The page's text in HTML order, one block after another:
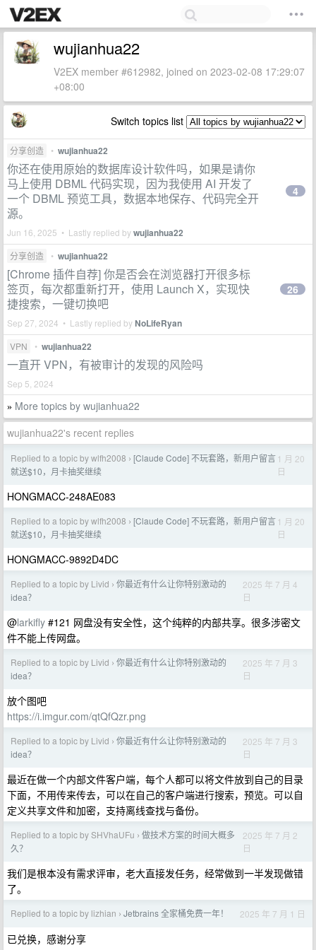
wujianhua22
V2EX member #612982, joined on 2023-02-08 17:29:07
+08:00
Switch topics list
分享创造 • wujianhua22
你还在使用原始的数据库设计软件吗，如果是请你
马上使用 DBML 代码实现，因为我使用 AI 开发了
一个 DBML 预览工具，数据本地保存、代码完全开
源。
Jun 16, 2025 • Lastly replied bywujianhua22
4
分享创造 • wujianhua22
[Chrome 插件自荐] 你是否会在浏览器打开很多标
签页，每次都重新打开，使用 Launch X，实现快
捷搜索，一键切换吧
Sep 27, 2024 • Lastly replied byNoLifeRyan
26
VPN • wujianhua22
一直开 VPN，有被审计的发现的风险吗
Sep 5, 2024
» More topics by wujianhua22
wujianhua22's recent replies
Replied to a topic by wlfh2008 › [Claude Code] 不玩套路，新用户留言
就送$10，月卡抽奖继续
1 月 20
日
HONGMACC-248AE083
Replied to a topic by wlfh2008 › [Claude Code] 不玩套路，新用户留言
就送$10，月卡抽奖继续
1 月 20
日
HONGMACC-9892D4DC
Replied to a topic by Livid › 你最近有什么让你特别激动的
idea？
2025 年 7 月 4
日
@larkifly #121 网盘没有安全性，这个纯粹的内部共享。很多涉密文
件不能上传网盘。
Replied to a topic by Livid › 你最近有什么让你特别激动的
idea？
2025 年 7 月 3
日
放个图吧
https://i.imgur.com/qtQfQzr.png
Replied to a topic by Livid › 你最近有什么让你特别激动的
idea？
2025 年 7 月 3
日
最近在做一个内部文件客户端，每个人都可以将文件放到自己的目录
下面，不用传来传去，可以在自己的客户端进行搜索，预览。可以自
定义共享文件和加密，支持离线查找与备份。
Replied to a topic by SHVhaUFu › 做技术方案的时间大概多
久？
2025 年 7 月 2
日
我们是根本没有需求评审，老大直接发任务，经常做到一半发现做错
了。
Replied to a topic by lizhian › Jetbrains 全家桶免费一年！ 2025 年 7 月 1 日
已兑换，感谢分享